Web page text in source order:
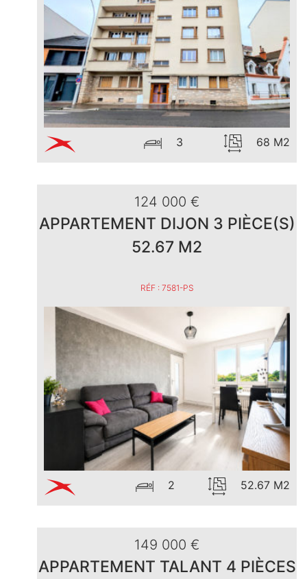
3 68 M2
124 000 €
APPARTEMENT DIJON 3 PIÈCE(S)
52.67 M2
RÉF : 7581-PS
2 52.67 M2
149 000 €
APPARTEMENT TALANT 4 PIÈCES